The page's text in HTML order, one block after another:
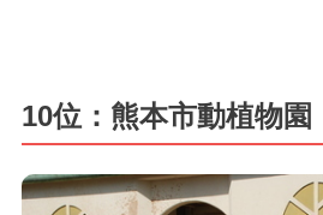
10位：熊本市動植物園